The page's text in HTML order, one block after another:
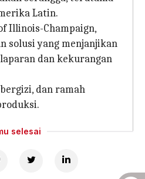
Latin.
Illinois-Champaign,
solusi yang menjanjikan
dan kekurangan
dan ramah
selesai